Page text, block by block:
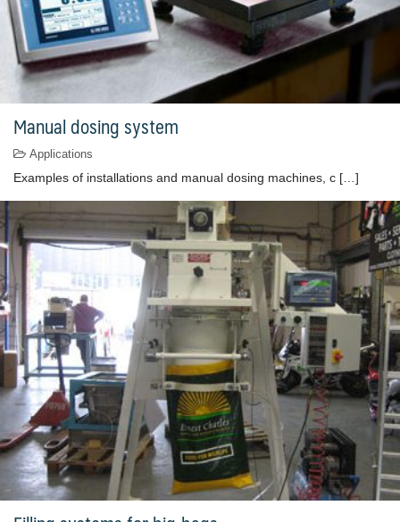
Manual dosing system
Applications
Examples of installations and manual dosing machines, c […]